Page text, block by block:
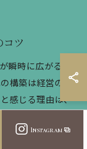
コツ
瞬時に広がる時
構築は経営の生
感じる理由は、
の雰囲気や文化
Instagram